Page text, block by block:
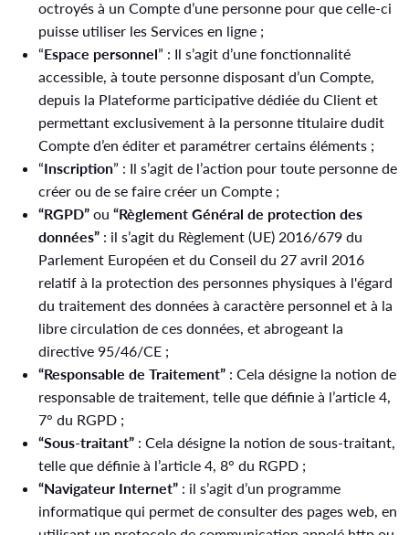
octroyés à un Compte d’une personne pour que celle-ci
puisse utiliser les Services en ligne ;
“Espace personnel” : Il s’agit d’une fonctionnalité
accessible, à toute personne disposant d’un Compte,
depuis la Plateforme participative dédiée du Client et
permettant exclusivement à la personne titulaire dudit
Compte d’en éditer et paramétrer certains éléments ;
“Inscription” : Il s’agit de l’action pour toute personne de
créer ou de se faire créer un Compte ;
“RGPD” ou “Règlement Général de protection des
données” : il s’agit du Règlement (UE) 2016/679 du
Parlement Européen et du Conseil du 27 avril 2016
relatif à la protection des personnes physiques à l'égard
du traitement des données à caractère personnel et à la
libre circulation de ces données, et abrogeant la
directive 95/46/CE ;
“Responsable de Traitement” : Cela désigne la notion de
responsable de traitement, telle que définie à l’article 4,
7° du RGPD ;
“Sous-traitant” : Cela désigne la notion de sous-traitant,
telle que définie à l’article 4, 8° du RGPD ;
“Navigateur Internet” : il s’agit d’un programme
informatique qui permet de consulter des pages web, en